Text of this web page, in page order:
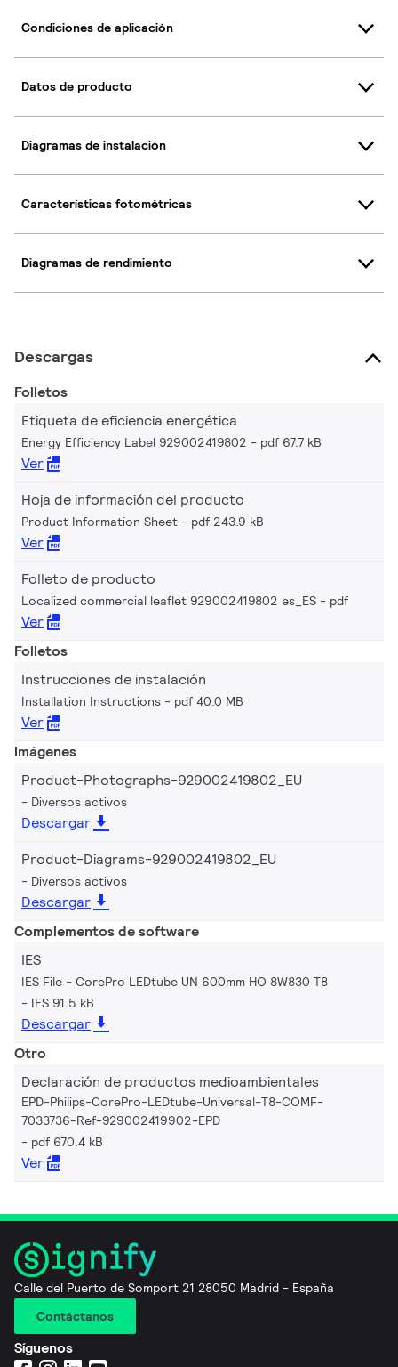
Condiciones de aplicación
Datos de producto
Diagramas de instalación
Características fotométricas
Diagramas de rendimiento
Descargas
Folletos
Etiqueta de eficiencia energética
Energy Efficiency Label 929002419802 pdf 67.7 kB
Ver
Hoja de información del producto
Product Information Sheet pdf 243.9 kB
Ver
Folleto de producto
Localized commercial leaflet 929002419802 es_ES pdf
Ver
Folletos
Instrucciones de instalación
Installation Instructions pdf 40.0 MB
Ver
Imágenes
Product-Photographs-929002419802_EU
Diversos activos
Descargar
Product-Diagrams-929002419802_EU
Diversos activos
Descargar
Complementos de software
IES
IES File - CorePro LEDtube UN 600mm HO 8W830 T8
IES 91.5 kB
Descargar
Otro
Declaración de productos medioambientales
EPD-Philips-CorePro-LEDtube-Universal-T8-COMF-
7033736-Ref-929002419902-EPD
pdf 670.4 kB
Ver
Calle del Puerto de Somport 21 28050 Madrid - España
Contáctanos
Síguenos